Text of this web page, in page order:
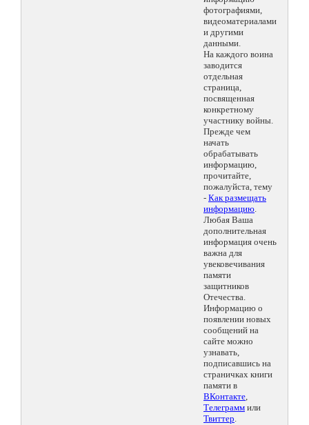
фотографиями,
видеоматериалами
и другими
данными.
На каждого воина
заводится
отдельная
страница,
посвященная
конкретному
участнику войны.
Прежде чем
начать
обрабатывать
информацию,
прочитайте,
пожалуйста, тему
- Как размещать
информацию.
Любая Ваша
дополнительная
информация очень
важна для
увековечивания
памяти
защитников
Отечества.
Информацию о
появлении новых
сообщений на
сайте можно
узнавать,
подписавшись на
страничках книги
памяти в
ВКонтакте,
Телеграмм или
Твиттер.